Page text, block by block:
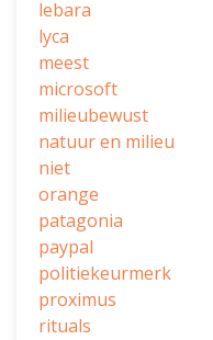
lebara
lyca
meest
microsoft
milieubewust
natuur en milieu
niet
orange
patagonia
paypal
politiekeurmerk
proximus
rituals